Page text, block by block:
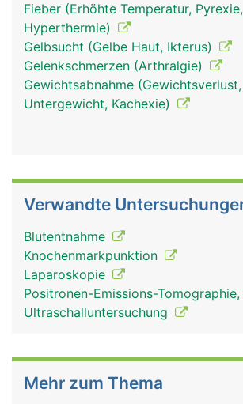
Fieber (Erhöhte Temperatur, Pyrexie,
Hyperthermie)
Gelbsucht (Gelbe Haut, Ikterus)
Gelenkschmerzen (Arthralgie)
Gewichtsabnahme
Untergewicht, Kachexie)
Verwandte
Blutentnahme
Knochenmarkpunktion
Laparoskopie
Positronen-Emissions-Tomographie,
Ultraschalluntersuchung
Mehr zum Thema